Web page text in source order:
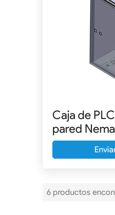
Caja de
pared
6 productos